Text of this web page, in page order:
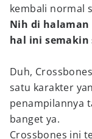
kembali normal
Nih di halaman
hal ini semakin
Duh,
satu karakter
penampilannya
banget ya.
Crossbones ini